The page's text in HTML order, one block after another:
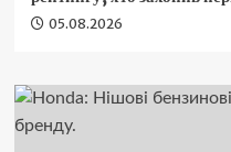
05.08.2026